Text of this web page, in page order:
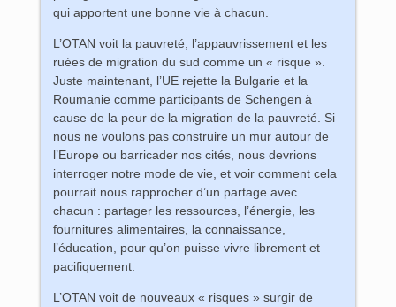
qui apportent une bonne vie à chacun.
L’OTAN voit la pauvreté, l’appauvrissement et les
ruées de migration du sud comme un « risque ».
Juste maintenant, l’UE rejette la Bulgarie et la
Roumanie comme participants de Schengen à
cause de la peur de la migration de la pauvreté. Si
nous ne voulons pas construire un mur autour de
l’Europe ou barricader nos cités, nous devrions
interroger notre mode de vie, et voir comment cela
pourrait nous rapprocher d’un partage avec
chacun : partager les ressources, l’énergie, les
fournitures alimentaires, la connaissance,
l’éducation, pour qu’on puisse vivre librement et
pacifiquement.
L’OTAN voit de nouveaux « risques » surgir de